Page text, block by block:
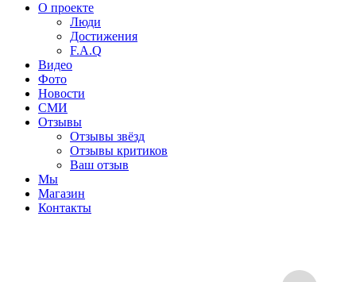
О проекте
Люди
Достижения
F.A.Q
Видео
Фото
Новости
СМИ
Отзывы
Отзывы звёзд
Отзывы критиков
Ваш отзыв
Мы
Магазин
Контакты